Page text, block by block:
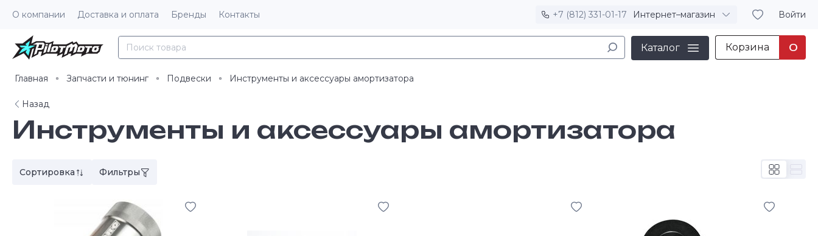
О компании Доставка и оплата Бренды Контакты +7 (812) 331-01-17 Интернет–магазин Войти
Каталог Корзина 0
Главная Запчасти и тюнинг Подвески Инструменты и аксессуары амортизатора
Назад
Инструменты и аксессуары амортизатора
Сортировка Фильтры